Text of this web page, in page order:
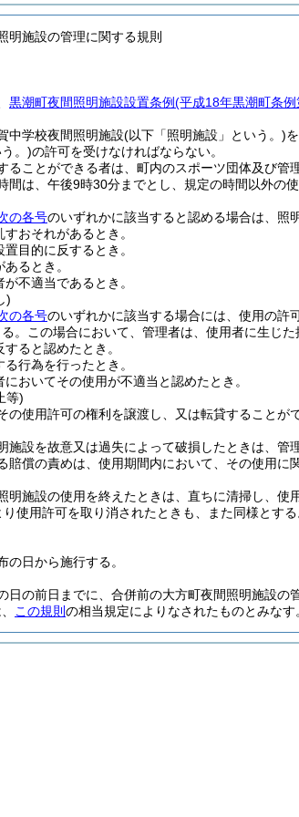
明施設の管理に関する規則
黒潮町夜間照明施設設置条例(平成18年黒潮町条
中学校夜間照明施設(以下「照明施設」という。)
。)の許可を受けなければならない。
ることができる者は、町内のスポーツ団体及び管
間は、午後9時30分までとし、規定の時間以外の
の各号のいずれかに該当すると認める場合は、照
おそれがあるとき。
目的に反するとき。
るとき。
不適当であるとき。
)
の各号のいずれかに該当する場合には、使用の許
。
この場合において、管理者は、使用者に生じ
すると認めたとき。
行為を行ったとき。
においてその使用が不適当と認めたとき。
等)
の使用許可の権利を譲渡し、又は転貸することが
施設を故意又は過失によって破損したときは、管
賠償の責めは、使用期間内において、その使用に
明施設の使用を終えたときは、直ちに清掃し、使
使用許可を取り消されたときも、また同様とする
の日から施行する。
日の前日までに、合併前の大方町夜間照明施設の
この規則 の相当規定によりなされたものとみなす